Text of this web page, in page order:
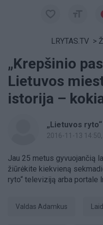
LRYTAS.TV >
„Krepšinio
Lietuvos
istorija –
„Lietuvos
2016-11-13 14:50
Jau 25 metus gyvuojančią
žiūrėkite kiekvieną
ryto“ televiziją arba portale
Valdas Adamkus